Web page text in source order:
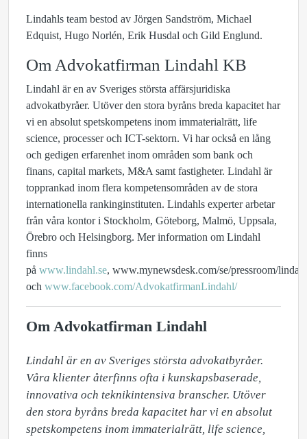
Lindahls team bestod av Jörgen Sandström, Michael
Edquist, Hugo Norlén, Erik Husdal och Gild Englund.
Om Advokatfirman Lindahl KB
Lindahl är en av Sveriges största affärsjuridiska
advokatbyråer. Utöver den stora byråns breda kapacitet har
vi en absolut spetskompetens inom immaterialrätt, life
science, processer och ICT-sektorn. Vi har också en lång
och gedigen erfarenhet inom områden som bank och
finans, capital markets, M&A samt fastigheter. Lindahl är
topprankad inom flera kompetensområden av de stora
internationella rankinginstituten. Lindahls experter arbetar
från våra kontor i Stockholm, Göteborg, Malmö, Uppsala,
Örebro och Helsingborg. Mer information om Lindahl
finns
på www.lindahl.se, www.mynewsdesk.com/se/pressroom/lindahl
och www.facebook.com/AdvokatfirmanLindahl/
Om Advokatfirman Lindahl
Lindahl är en av Sveriges största advokatbyråer.
Våra klienter återfinns ofta i kunskapsbaserade,
innovativa och teknikintensiva branscher. Utöver
den stora byråns breda kapacitet har vi en absolut
spetskompetens inom immaterialrätt, life science,